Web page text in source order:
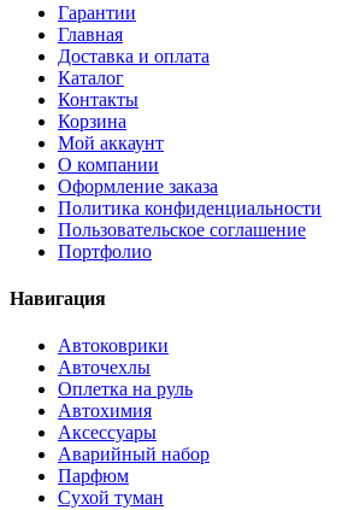
Гарантии
Главная
Доставка и оплата
Каталог
Контакты
Корзина
Мой аккаунт
О компании
Оформление заказа
Политика конфиденциальности
Пользовательское соглашение
Портфолио
Навигация
Автоковрики
Авточехлы
Оплетка на руль
Автохимия
Аксессуары
Аварийный набор
Парфюм
Сухой туман